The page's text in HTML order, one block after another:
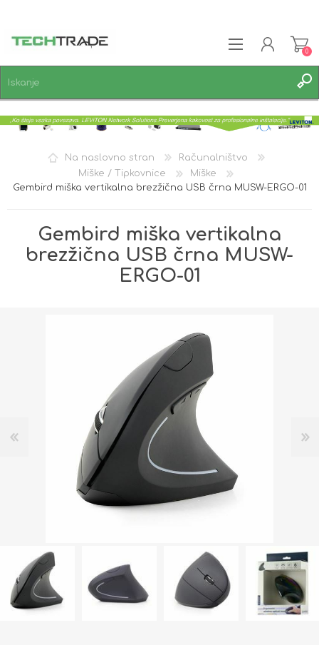
PRIJAVA
0
Na naslovno stran
Računalništvo
Miške / Tipkovnice
Miške
Gembird miška vertikalna brezžična USB črna MUSW-ERGO-01
Gembird miška vertikalna
brezžična USB črna MUSW-
ERGO-01